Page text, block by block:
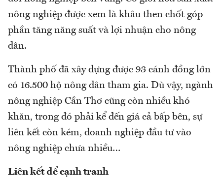
nông nghiệp được xem là khâu then chốt góp
phần tăng năng suất và lợi nhuận cho nông
dân.
Thành phố đã xây dựng được 93 cánh đồng lớn
có 16.500 hộ nông dân tham gia. Dù vậy, ngành
nông nghiệp Cần Thơ cũng còn nhiều khó
khăn, trong đó phải kể đến giá cả bấp bên, sự
liên kết còn kém, doanh nghiệp đầu tư vào
nông nghiệp chưa nhiều…
Liên kết để cạnh tranh